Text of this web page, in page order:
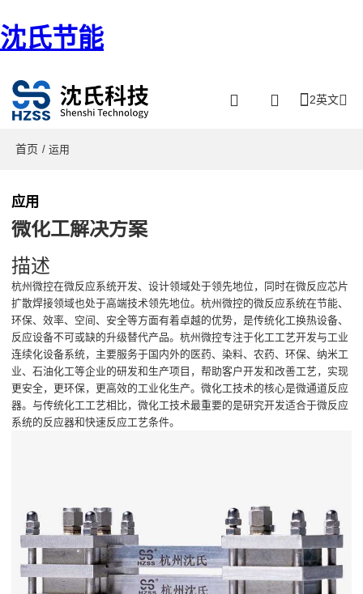
沈氏节能
2英文
首页 / 运用
应用
微化工解决方案
描述
杭州微控在微反应系统开发、设计领域处于领先地位，同时在微反应芯片
扩散焊接领域也处于高端技术领先地位。杭州微控的微反应系统在节能、
环保、效率、空间、安全等方面有着卓越的优势，是传统化工换热设备、
反应设备不可或缺的升级替代产品。杭州微控专注于化工工艺开发与工业
连续化设备系统，主要服务于国内外的医药、染料、农药、环保、纳米工
业、石油化工等企业的研发和生产项目，帮助客户开发和改善工艺，实现
更安全，更环保，更高效的工业化生产。微化工技术的核心是微通道反应
器。与传统化工工艺相比，微化工技术最重要的是研究开发适合于微反应
系统的反应器和快速反应工艺条件。